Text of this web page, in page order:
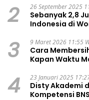
2 26 September 2025
Sebanyak 2,8
Indonesia di
3 9 Maret 2026 11:55
Cara
Kapan Waktu
4 23 Januari 2025
Disty Akademi
Kompetensi